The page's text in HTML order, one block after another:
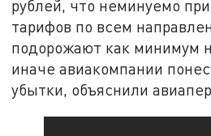
рублей, что неминуемо
тарифов по всем
подорожают как минимум
иначе авиакомпании
убытки, объяснили